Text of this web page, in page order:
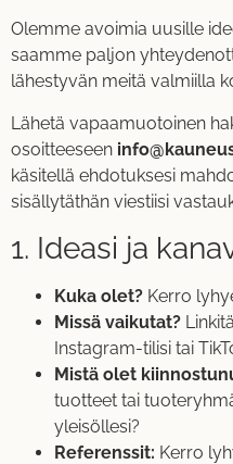
Olemme avoimia uusille
saamme paljon
lähestyvän meitä valmiilla
Lähetä vapaamuotoinen
osoitteeseen
käsitellä ehdotuksesi
sisällytäthän viestiisi
1. Ideasi ja
Kuka olet? Kerro
Missä vaikutat?
Instagram-tilisi tai
Mistä olet
tuotteet tai
yleisöllesi?
Referenssit: Kerro